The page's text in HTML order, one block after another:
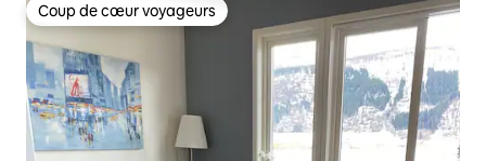
Coup de cœur voyageurs
Coup de cœur voyageurs